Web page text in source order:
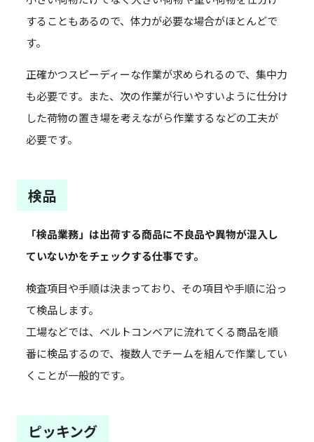
することもあるので、体力が必要な場合がほとんどで
す。
正確かつスピーディーな作業が求められるので、集中力
も必要です。また、次の作業が行いやすいように仕分け
した荷物の置き場を考えながら作業するなどの工夫が
必要です。
検品
「検品業務」は出荷する商品に不良品や異物が混入し
ていないかをチェックする仕事です。
検査項目や手順は決まっており、その項目や手順に沿っ
て検品します。
工場などでは、ベルトコンベアに流れてくる商品を順
番に検品するので、複数人でチームを組んで作業してい
くことが一般的です。
ピッキング